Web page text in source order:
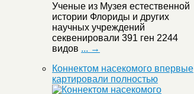
Ученые из Музея естественной
истории Флориды и других
научных учреждений
секвенировали 391 ген 2244
видов ... →
Коннектом насекомого впервые
картировали полностью